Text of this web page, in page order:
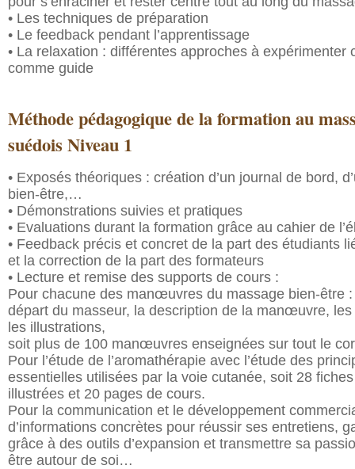
• Les techniques de préparation
• Le feedback pendant l’apprentissage
• La relaxation : différentes approches à expérimenter
comme guide
Méthode pédagogique de la formation au
suédois Niveau 1
• Exposés théoriques : création d’un journal de bord,
bien-être,…
• Démonstrations suivies et pratiques
• Evaluations durant la formation grâce au cahier de
• Feedback précis et concret de la part des étudiants
et la correction de la part des formateurs
• Lecture et remise des supports de cours :
Pour chacune des manœuvres du massage bien-être
départ du masseur, la description de la manœuvre,
les illustrations,
soit plus de 100 manœuvres enseignées sur tout le
Pour l’étude de l’aromathérapie avec l’étude des
essentielles utilisées par la voie cutanée, soit 28
illustrées et 20 pages de cours.
Pour la communication et le développement
d’informations concrètes pour réussir ses entretiens,
grâce à des outils d’expansion et transmettre sa
être autour de soi…